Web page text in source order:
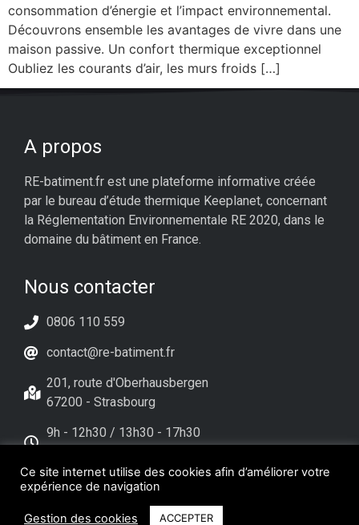
consommation d’énergie et l’impact environnemental.
Découvrons ensemble les avantages de vivre dans une
maison passive. Un confort thermique exceptionnel
Oubliez les courants d’air, les murs froids […]
A propos
RE-batiment.fr est une plateforme informative créée
par le bureau d’étude thermique Keeplanet, concernant
la Réglementation Environnementale RE 2020, dans le
domaine du bâtiment en France.
Nous contacter
0806 110 559
contact@re-batiment.fr
201, route d'Oberhausbergen
67200 - Strasbourg
9h - 12h30 / 13h30 - 17h30
Ce site internet utilise des cookies afin d’améliorer votre
expérience de navigation
Gestion des cookies ACCEPTER